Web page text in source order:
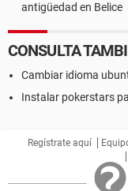
antigüedad en Belice
CONSULTA
Cambiar idioma
Instalar pokerstars
Regístrate aquí